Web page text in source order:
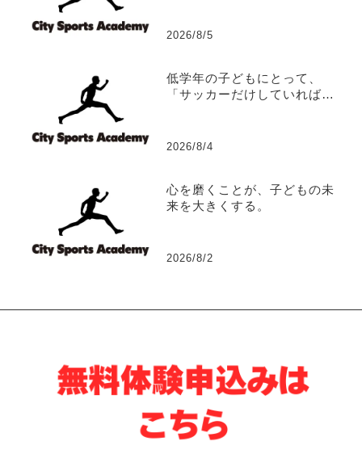
2026/8/5
低学年の子どもにとって、
「サッカーだけしていれば、
2026/8/4
心を磨くことが、子どもの未
来を大きくする。
2026/8/2